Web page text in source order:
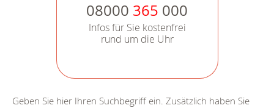
08000 365 000
Infos für Sie kostenfrei
rund um die Uhr
Geben Sie hier Ihren Suchbegriff ein. Zusätzlich haben Sie